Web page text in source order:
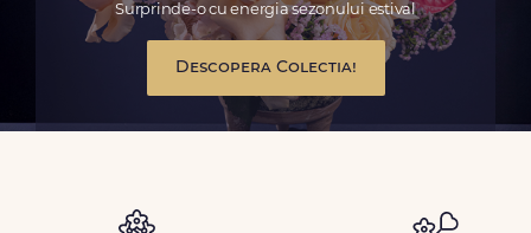
Surprinde-o cu energia sezonului estival
Descopera Colectia!